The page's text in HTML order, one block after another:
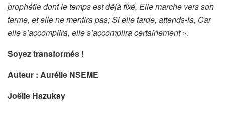
prophétie dont le temps est déjà fixé, Elle marche vers son
terme, et elle ne mentira pas; Si elle tarde, attends-la, Car
elle s’accomplira, elle s’accomplira certainement».
Soyez transformés !
Auteur : Aurélie NSEME
Joëlle Hazukay